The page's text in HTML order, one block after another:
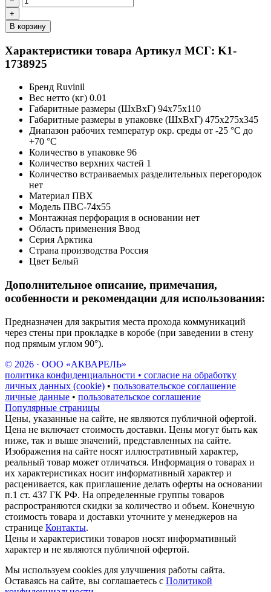
+
В корзину
Характеристики товара Артикул МСГ: K1-
1738925
Бренд Ruvinil
Вес нетто (кг) 0.01
Габаритные размеры (ШxВxГ) 94x75x110
Габаритные размеры в упаковке (ШxВxГ) 475x275x345
Диапазон рабочих температур окр. среды от -25 °С до
+70 °С
Количество в упаковке 96
Количество верхних частей 1
Количество встраиваемых разделительных перегородок
нет
Материал ПВХ
Модель ПВС-74х55
Монтажная перфорация в основании нет
Область применения Ввод
Серия Арктика
Страна производства Россия
Цвет Белый
Дополнительное описание, примечания,
особенности и рекомендации для использования:
Предназначен для закрытия места прохода коммуникаций
через стены при прокладке в коробе (при заведении в стену
под прямым углом 90°).
© 2026 · ООО «АКВАРЕЛЬ»
политика конфиденциальности • согласие на обработку
личных данных (cookie) • пользовательское соглашение
личные данные • пользовательское соглашение
Популярные страницы
Цены, указанные на сайте, не являются публичной офертой.
Цена не включает стоимость доставки. Цены могут быть как
ниже, так и выше значений, представленных на сайте.
Изображения на сайте носят иллюстративный характер,
реальный товар может отличаться. Информация о товарах и
их характеристиках носит информативный характер и
расценивается, как приглашение делать оферты на основании
п.1 ст. 437 ГК РФ. На определенные группы товаров
распространяются скидки за количество и объем. Конечную
стоимость товара и доставки уточните у менеджеров на
странице Контакты.
Цены и характеристики товаров носят информативный
характер и не являются публичной офертой.
Мы используем cookies для улучшения работы сайта.
Оставаясь на сайте, вы соглашаетесь с Политикой